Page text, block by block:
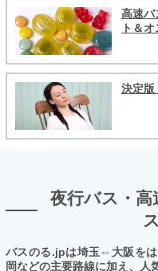
高速バ
ト＆
決定版
夜行バス・
バスのる.jpは埼玉⇔大阪を
岡などの主要路線に加え、人